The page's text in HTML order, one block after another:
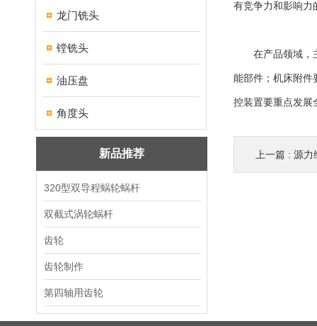
龙门铣头
镗铣头
油压盘
角度头
新品推荐
320型双导程蜗轮蜗杆
双截式涡轮蜗杆
齿轮
齿轮制作
第四轴用齿轮
有竞争力和影响力
在产品领域，主
能部件；机床附件
控装置要重点发展
上一篇 : 源力